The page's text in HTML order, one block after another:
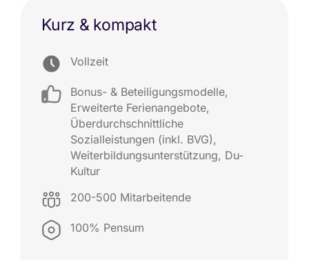
Kurz & kompakt
Vollzeit
Bonus- & Beteiligungsmodelle,
Erweiterte Ferienangebote,
Überdurchschnittliche
Sozialleistungen (inkl. BVG),
Weiterbildungsunterstützung, Du-
Kultur
200-500 Mitarbeitende
100% Pensum